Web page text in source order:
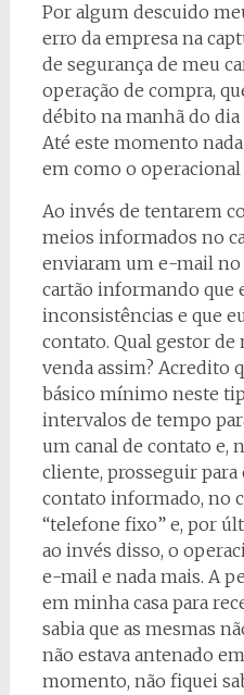
Por algum descuido
erro da empresa na
de segurança de meu
operação de compra,
débito na manhã do dia
Até este momento
em como o operacional
Ao invés de tentarem
meios informados no
enviaram um e-mail
cartão informando que
inconsistências e que
contato. Qual gestor
venda assim? Acredito
básico mínimo neste
intervalos de tempo
um canal de contato e,
cliente, prosseguir
contato informado, no
“telefone fixo” e, por
ao invés disso, o
e-mail e nada mais. A
em minha casa para
sabia que as mesmas
não estava antenado
momento, não fiquei